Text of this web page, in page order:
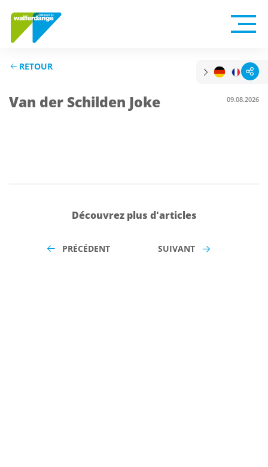
RETOUR
Van der Schilden Joke 09.08.2026
Découvrez plus d'articles
PRÉCÉDENT SUIVANT